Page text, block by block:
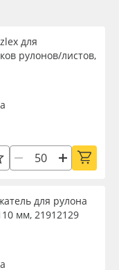
для
рулонов/листов,
для рулона
мм, 21912129